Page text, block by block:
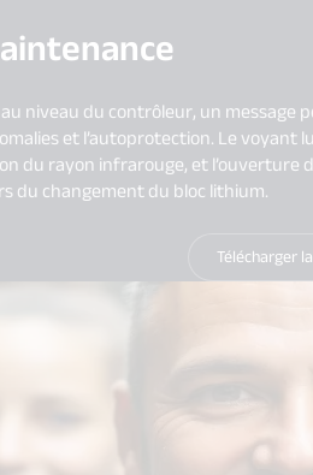
niveau du contrôleur, un
et l’autoprotection. Le
du rayon infrarouge, et
du changement du bloc lithium.
Télécharger